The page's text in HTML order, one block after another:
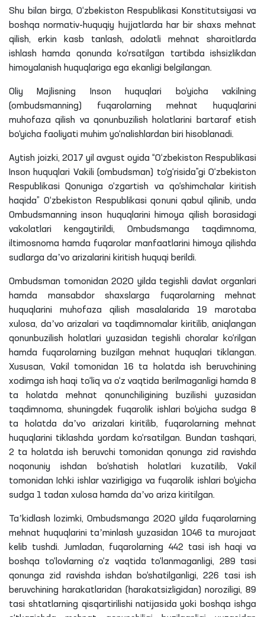
Shu bilan birga, O‘zbekiston Respublikasi Konstitutsiyasi va
boshqa normativ-huquqiy hujjatlarda har bir shaxs mehnat
qilish, erkin kasb tanlash, adolatli mehnat sharoitlarda
ishlash hamda qonunda ko‘rsatilgan tartibda ishsizlikdan
himoyalanish huquqlariga ega ekanligi belgilangan.
Oliy Majlisning Inson huquqlari bo‘yicha vakilning
(ombudsmanning) fuqarolarning mehnat huquqlarini
muhofaza qilish va qonunbuzilish holatlarini bartaraf etish
bo‘yicha faoliyati muhim yo‘nalishlardan biri hisoblanadi.
Aytish joizki, 2017 yil avgust oyida “O‘zbekiston Respublikasi
Inson huquqlari Vakili (ombudsman) to‘g‘risida”gi O‘zbekiston
Respublikasi Qonuniga o‘zgartish va qo‘shimchalar kiritish
haqida” O‘zbekiston Respublikasi qonuni qabul qilinib, unda
Ombudsmanning inson huquqlarini himoya qilish borasidagi
vakolatlari kengaytirildi, Ombudsmanga taqdimnoma,
iltimosnoma hamda fuqarolar manfaatlarini himoya qilishda
sudlarga daʼvo arizalarini kiritish huquqi berildi.
Ombudsman tomonidan 2020 yilda tegishli davlat organlari
hamda mansabdor shaxslarga fuqarolarning mehnat
huquqlarini muhofaza qilish masalalarida 19 marotaba
xulosa, daʼvo arizalari va taqdimnomalar kiritilib, aniqlangan
qonunbuzilish holatlari yuzasidan tegishli choralar ko‘rilgan
hamda fuqarolarning buzilgan mehnat huquqlari tiklangan.
Xususan, Vakil tomonidan 16 ta holatda ish beruvchining
xodimga ish haqi to‘liq va o‘z vaqtida berilmaganligi hamda 8
ta holatda mehnat qonunchiligining buzilishi yuzasidan
taqdimnoma, shuningdek fuqarolik ishlari bo‘yicha sudga 8
ta holatda daʼvo arizalari kiritilib, fuqarolarning mehnat
huquqlarini tiklashda yordam ko‘rsatilgan. Bundan tashqari,
2 ta holatda ish beruvchi tomonidan qonunga zid ravishda
noqonuniy ishdan bo‘shatish holatlari kuzatilib, Vakil
tomonidan Ichki ishlar vazirligiga va fuqarolik ishlari bo‘yicha
sudga 1 tadan xulosa hamda daʼvo ariza kiritilgan.
Taʼkidlash lozimki, Ombudsmanga 2020 yilda fuqarolarning
mehnat huquqlarini taʼminlash yuzasidan 1046 ta murojaat
kelib tushdi. Jumladan, fuqarolarning 442 tasi ish haqi va
boshqa to‘lovlarning o‘z vaqtida to‘lanmaganligi, 289 tasi
qonunga zid ravishda ishdan bo‘shatilganligi, 226 tasi ish
beruvchining harakatlaridan (harakatsizligidan) noroziligi, 89
tasi shtatlarning qisqartirilishi natijasida yoki boshqa ishga